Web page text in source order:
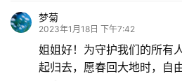
情
梦菊
2023年1月18日 下午7:42
姐姐好！为守护我们的所有
起归去，愿春回大地时，自